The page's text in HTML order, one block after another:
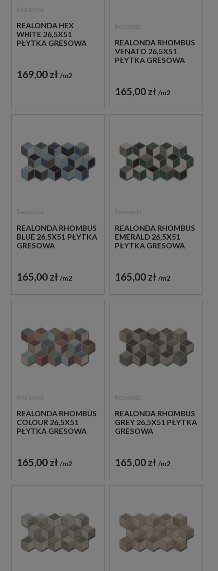
REALONDA HEX
WHITE 26,5X51
PŁYTKA GRESOWA
169,00 zł m2
REALONDA RHOMBUS
VENATO 26,5X51
PŁYTKA GRESOWA
165,00 zł m2
REALONDA RHOMBUS
BLUE 26,5X51 PŁYTKA
GRESOWA
165,00 zł m2
REALONDA RHOMBUS
EMERALD 26,5X51
PŁYTKA GRESOWA
165,00 zł m2
REALONDA RHOMBUS
COLOUR 26,5X51
PŁYTKA GRESOWA
165,00 zł m2
REALONDA RHOMBUS
GREY 26,5X51 PŁYTKA
GRESOWA
165,00 zł m2